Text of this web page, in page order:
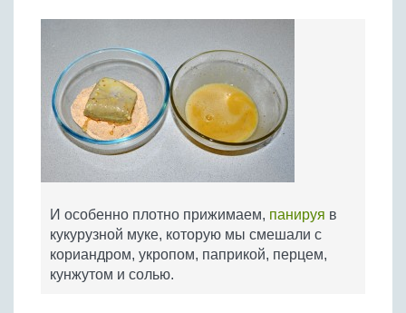
И особенно плотно прижимаем, панируя в
кукурузной муке, которую мы смешали с
кориандром, укропом, паприкой, перцем,
кунжутом и солью.